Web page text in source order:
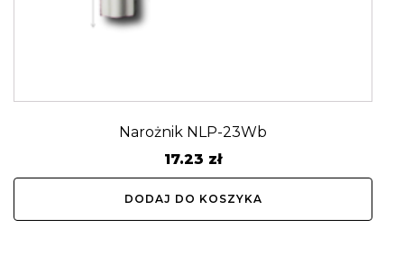
Narożnik NLP-23Wb
17.23 zł
DODAJ DO KOSZYKA